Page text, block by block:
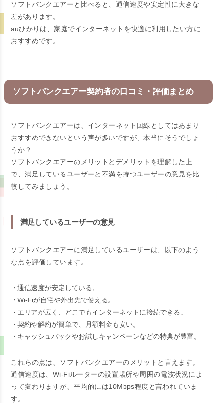
ソフトバンクエアーと比べると、通信速度や安定性に大きな
差があります。
auひかりは、家庭でインターネットを快適に利用したい方に
おすすめです。
ソフトバンクエアー契約者の口コミ・評価まとめ
ソフトバンクエアーは、インターネット回線としてはあまり
おすすめできないという声が多いですが、本当にそうでしょ
うか？
ソフトバンクエアーのメリットとデメリットを理解した上
で、満足しているユーザーと不満を持つユーザーの意見を比
較してみましょう。
満足しているユーザーの意見
ソフトバンクエアーに満足しているユーザーは、以下のよう
な点を評価しています。
・通信速度が安定している。
・Wi-Fiが自宅や外出先で使える。
・エリアが広く、どこでもインターネットに接続できる。
・契約や解約が簡単で、月額料金も安い。
・キャッシュバックやお試しキャンペーンなどの特典が豊富。
これらの点は、ソフトバンクエアーのメリットと言えます。
通信速度は、Wi-Fiルーターの設置場所や周囲の電波状況によ
って変わりますが、平均的には10Mbps程度と言われていま
す。